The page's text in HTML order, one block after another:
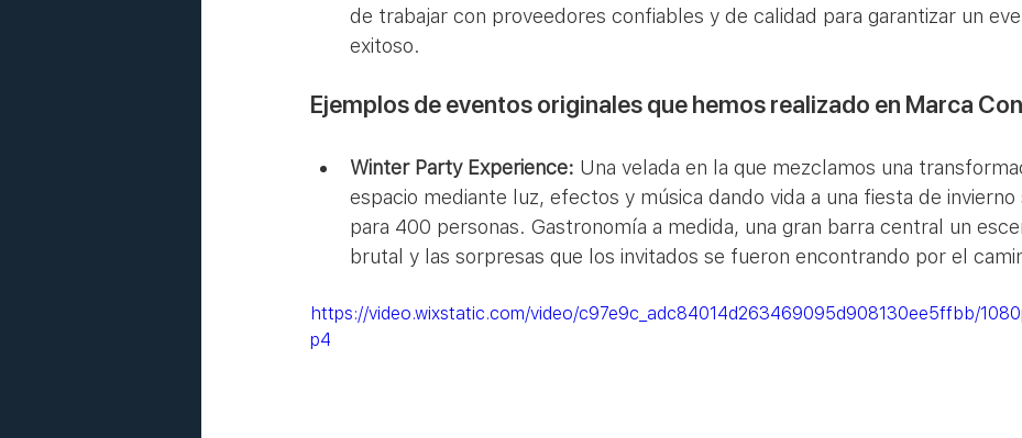
de trabajar con proveedores confiables y de calidad para garantizar un
exitoso.
Ejemplos de eventos originales que hemos realizado en Marca
Winter Party Experience: Una velada en la que mezclamos una
espacio mediante luz, efectos y música dando vida a una fiesta de invierno
para 400 personas. Gastronomía a medida, una gran barra central un
brutal y las sorpresas que los invitados se fueron encontrando por el
https://video.wixstatic.com/video/c97e9c_adc84014d263469095d908130ee5ffbb/
p4